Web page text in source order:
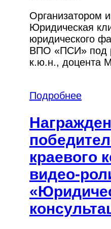
Организатором
Юридическая
юридического
ВПО «ПСИ» под
к.ю.н., доцента
Подробнее
краевого
видео-